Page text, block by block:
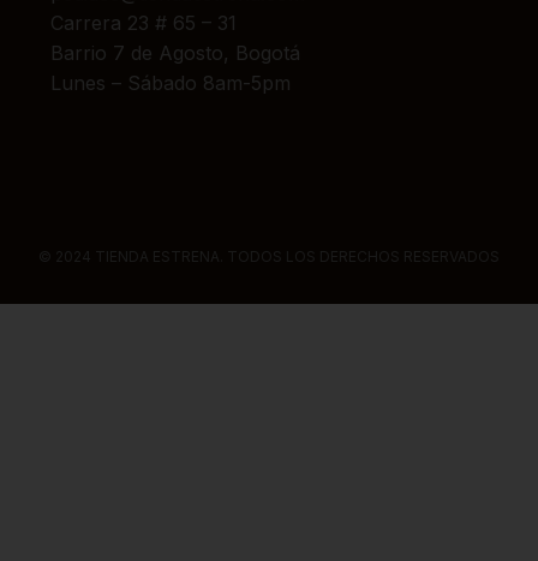
Carrera 23 # 65 – 31
Barrio 7 de Agosto, Bogotá
Lunes – Sábado 8am-5pm
© 2024 TIENDA ESTRENA. TODOS LOS DERECHOS RESERVADOS